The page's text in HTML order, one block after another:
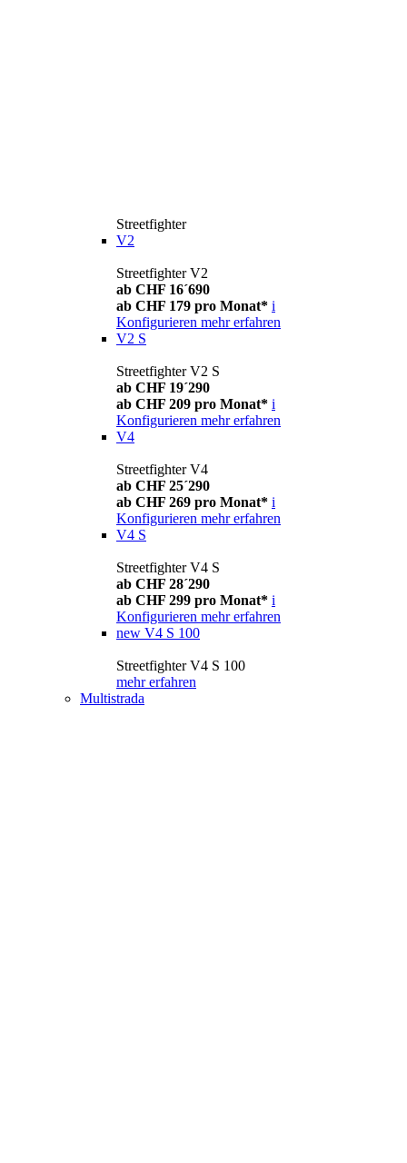
Streetfighter
V2
Streetfighter V2
ab CHF 16´690
ab CHF 179 pro Monat* i
Konfigurieren mehr erfahren
V2 S
Streetfighter V2 S
ab CHF 19´290
ab CHF 209 pro Monat* i
Konfigurieren mehr erfahren
V4
Streetfighter V4
ab CHF 25´290
ab CHF 269 pro Monat* i
Konfigurieren mehr erfahren
V4 S
Streetfighter V4 S
ab CHF 28´290
ab CHF 299 pro Monat* i
Konfigurieren mehr erfahren
new V4 S 100
Streetfighter V4 S 100
mehr erfahren
Multistrada